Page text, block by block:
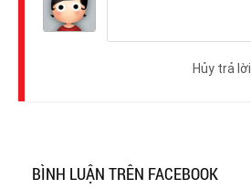
Hủy trả lời
BÌNH LUẬN TRÊN FACEBOOK